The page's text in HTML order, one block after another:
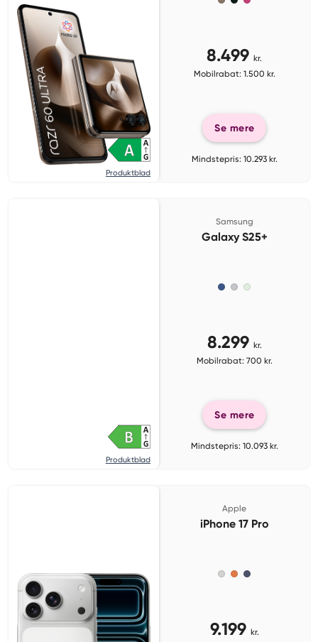
Produktblad
8.499 kr.
Mobilrabat: 1.500 kr.
Se mere
Mindstepris: 10.293 kr.
Produktblad
Samsung
Galaxy S25+
8.299 kr.
Mobilrabat: 700 kr.
Se mere
Mindstepris: 10.093 kr.
Apple
iPhone 17 Pro
9.199 kr.